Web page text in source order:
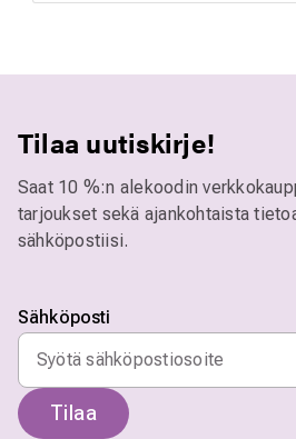
Tilaa uutiskirje!
Saat 10 %:n alekoodin
tarjoukset sekä ajankohtaista
sähköpostiisi.
Sähköposti
Tilaa